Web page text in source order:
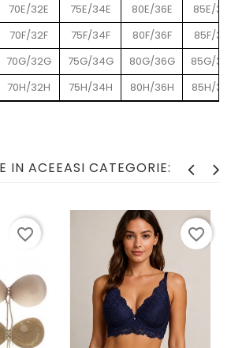
70E/32E 75E/34E 80E/36E
85E/
70F/32F 75F/34F 80F/36F
85F/
70G/32G 75G/34G 80G/36G
85G/
70H/32H 75H/34H 80H/36H 85H/
IN ACEEASI CATEGORIE:
favorite_border favorite_border